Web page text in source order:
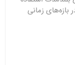
بازه‌های زمانی